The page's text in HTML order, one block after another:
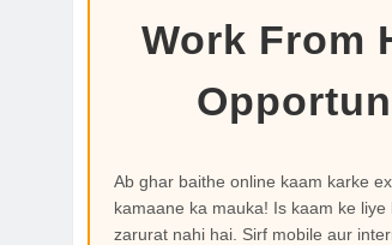
Work From
Ab ghar baithe online kaam karke
kamaane ka mauka! Is kaam ke liye
zarurat nahi hai. Sirf mobile aur